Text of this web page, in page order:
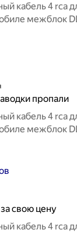
кабель 4 rca
межблок
пропали
кабель 4 rca
межблок
свою цену
кабель 4 rca